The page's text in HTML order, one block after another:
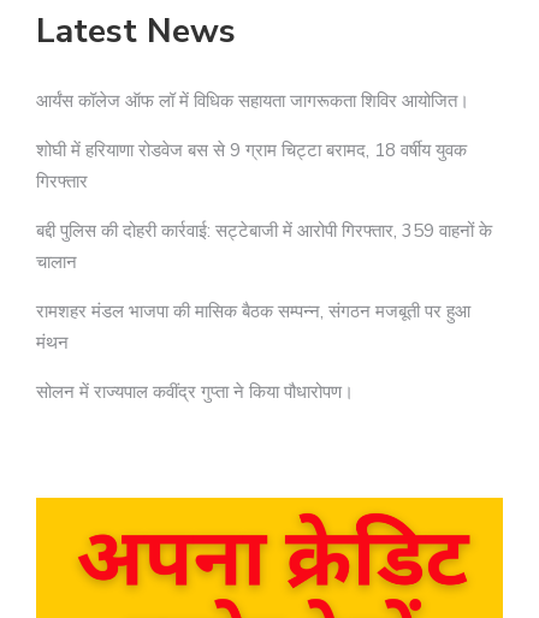
Latest News
आर्यंस कॉलेज ऑफ लॉ में विधिक सहायता जागरूकता शिविर आयोजित।
शोघी में हरियाणा रोडवेज बस से 9 ग्राम चिट्टा बरामद, 18 वर्षीय युवक
गिरफ्तार
बद्दी पुलिस की दोहरी कार्रवाई: सट्टेबाजी में आरोपी गिरफ्तार, 359 वाहनों के
चालान
रामशहर मंडल भाजपा की मासिक बैठक सम्पन्न, संगठन मजबूती पर हुआ
मंथन
सोलन में राज्यपाल कवींद्र गुप्ता ने किया पौधारोपण।